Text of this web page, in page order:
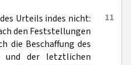
11
Urteils indes nicht:
den Feststellungen
die Beschaffung des
und der letztlichen